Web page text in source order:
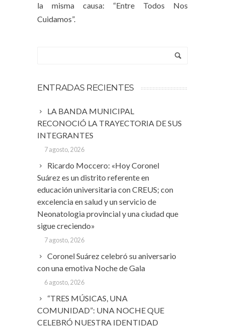
la misma causa: “Entre Todos Nos
Cuidamos”.
ENTRADAS RECIENTES
LA BANDA MUNICIPAL
RECONOCIÓ LA TRAYECTORIA DE SUS
INTEGRANTES
7 agosto, 2026
Ricardo Moccero: «Hoy Coronel
Suárez es un distrito referente en
educación universitaria con CREUS; con
excelencia en salud y un servicio de
Neonatologia provincial y una ciudad que
sigue creciendo»
7 agosto, 2026
Coronel Suárez celebró su aniversario
con una emotiva Noche de Gala
6 agosto, 2026
“TRES MÚSICAS, UNA
COMUNIDAD”: UNA NOCHE QUE
CELEBRÓ NUESTRA IDENTIDAD